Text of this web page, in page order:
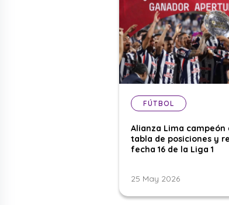
FÚTBOL
Alianza Lima campeón
tabla de posiciones y
fecha 16 de la Liga 1
25 May 2026